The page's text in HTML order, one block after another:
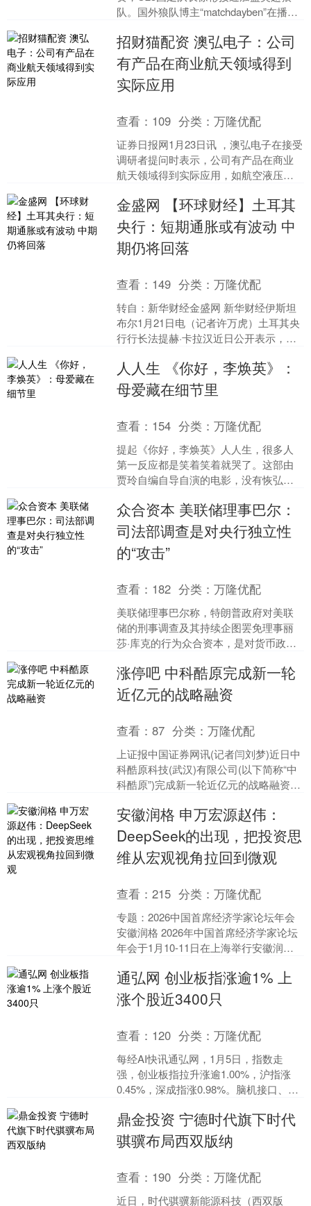
队。国外狼队博主“matchdayben”在播客
主“mat....
招财猫配资 澳弘电子：公司
有产品在商业航天领域得到
实际应用
查看： 109 分类：万隆优配
证券日报网1月23日讯 ，澳弘电子在接受
调研者提问时表示，公司有产品在商业
航天领域得到实际应用，如航空液压、
小，对公司整体业绩....
金盛网 【环球财经】土耳其
央行：短期通胀或有波动 中
期仍将回落
查看： 149 分类：万隆优配
转自：新华财经金盛网 新华财经伊斯坦
布尔1月21日电（记者许万虎）土耳其央
行行长法提赫·卡拉汉近日公开表示，今
行风险，但在服务....
人人生 《你好，李焕英》：
母爱藏在细节里
查看： 154 分类：万隆优配
提起《你好，李焕英》人人生，很多人
第一反应都是笑着笑着就哭了。这部由
贾玲自编自导自演的电影，没有恢弘的
的镜头，讲了一个女儿穿越....
众合资本 美联储理事巴尔：
司法部调查是对央行独立性
的“攻击”
查看： 182 分类：万隆优配
美联储理事巴尔称，特朗普政府对美联
储的刑事调查及其持续企图罢免理事丽
莎·库克的行为众合资本，是对货币政策
尔主席周日的声明....
涨停吧 中科酷原完成新一轮
近亿元的战略融资
查看：87 分类：万隆优配
上证报中国证券网讯(记者闫刘梦)近日中
科酷原科技(武汉)有限公司(以下简称“中
科酷原”)完成新一轮近亿元的战略融资，
资。....
安徽润格 申万宏源赵伟：
DeepSeek的出现，把投资思
维从宏观视角拉回到微观
查看：215 分类：万隆优配
专题：2026中国首席经济学家论坛年会
安徽润格 2026年中国首席经济学家论坛
年会于1月10-11日在上海举行安徽润
国”。....
通弘网 创业板指涨逾1% 上
涨个股近3400只
查看： 120 分类：万隆优配
每经AI快讯通弘网，1月5日，指数走
强，创业板指拉升涨逾1.00%，沪指涨
0.45%，深成指涨0.98%。脑机接口、油
深京三市....
鼎金投资 宁德时代旗下时代
骐骥布局西双版纳
查看： 190 分类：万隆优配
近日，时代骐骥新能源科技（西双版